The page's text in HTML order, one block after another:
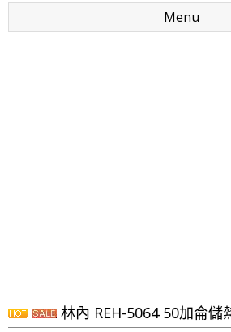
Menu
林內 REH-5064 50加侖儲